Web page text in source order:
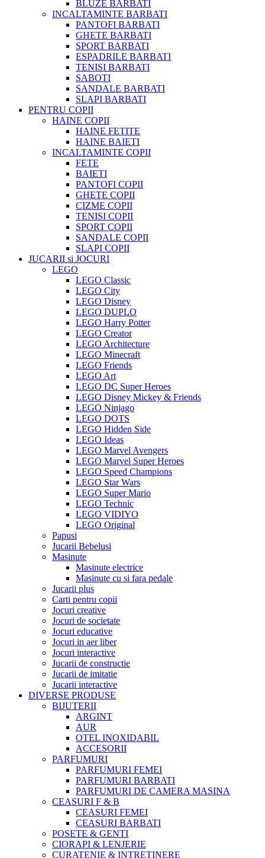
BLUZE BARBATI
INCALTAMINTE BARBATI
PANTOFI BARBATI
GHETE BARBATI
SPORT BARBATI
ESPADRILE BARBATI
TENISI BARBATI
SABOTI
SANDALE BARBATI
SLAPI BARBATI
PENTRU COPII
HAINE COPII
HAINE FETITE
HAINE BAIETI
INCALTAMINTE COPII
FETE
BAIETI
PANTOFI COPII
GHETE COPII
CIZME COPII
TENISI COPII
SPORT COPII
SANDALE COPII
SLAPI COPII
JUCARII si JOCURI
LEGO
LEGO Classic
LEGO City
LEGO Disney
LEGO DUPLO
LEGO Harry Potter
LEGO Creator
LEGO Architecture
LEGO Minecraft
LEGO Friends
LEGO Art
LEGO DC Super Heroes
LEGO Disney Mickey & Friends
LEGO Ninjago
LEGO DOTS
LEGO Hidden Side
LEGO Ideas
LEGO Marvel Avengers
LEGO Marvel Super Heroes
LEGO Speed Champions
LEGO Star Wars
LEGO Super Mario
LEGO Technic
LEGO VIDIYO
LEGO Original
Papusi
Jucarii Bebelusi
Masinute
Masinute electrice
Masinute cu si fara pedale
Jucarii plus
Carti pentru copii
Jocuri creative
Jocuri de societate
Jocuri educative
Jocuri in aer liber
Jocuri interactive
Jucarii de constructie
Jucarii de imitatie
Jucarii interactive
DIVERSE PRODUSE
BIJUTERII
ARGINT
AUR
OTEL INOXIDABIL
ACCESORII
PARFUMURI
PARFUMURI FEMEI
PARFUMURI BARBATI
PARFUMURI DE CAMERA MASINA
CEASURI F & B
CEASURI FEMEI
CEASURI BARBATI
POSETE & GENTI
CIORAPI & LENJERIE
CURATENIE & INTRETINERE